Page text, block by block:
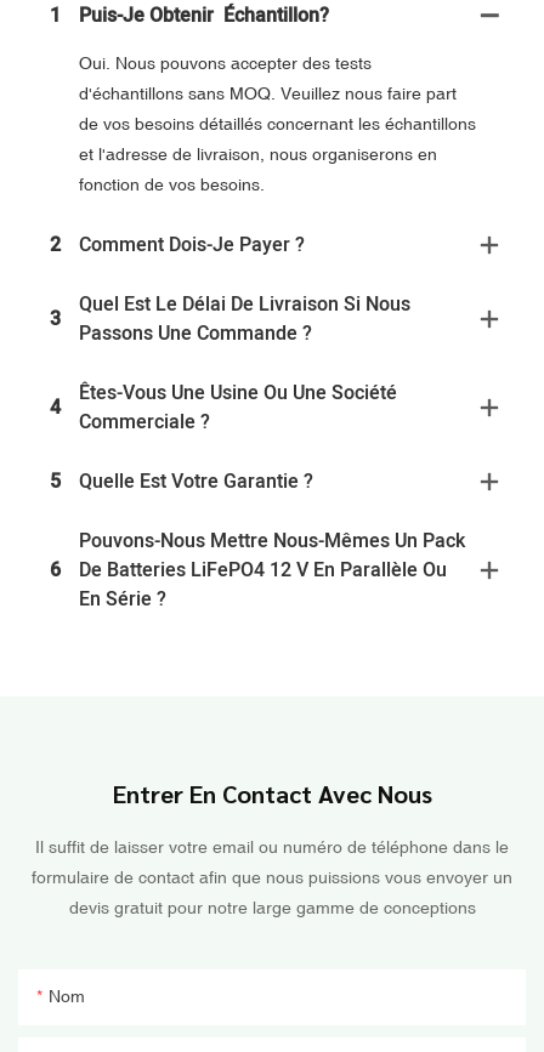
1 Puis-Je Obtenir Échantillon?
Oui. Nous pouvons accepter des tests
d'échantillons sans MOQ. Veuillez nous faire part
de vos besoins détaillés concernant les échantillons
et l'adresse de livraison, nous organiserons en
fonction de vos besoins.
2 Comment Dois-Je Payer ?
3
Quel Est Le Délai De Livraison Si Nous
Passons Une Commande ?
4
Êtes-Vous Une Usine Ou Une Société
Commerciale ?
5 Quelle Est Votre Garantie ?
6
Pouvons-Nous Mettre Nous-Mêmes Un Pack
De Batteries LiFePO4 12 V En Parallèle Ou
En Série ?
Entrer En Contact Avec Nous
Il suffit de laisser votre email ou numéro de téléphone dans le
formulaire de contact afin que nous puissions vous envoyer un
devis gratuit pour notre large gamme de conceptions
Nom